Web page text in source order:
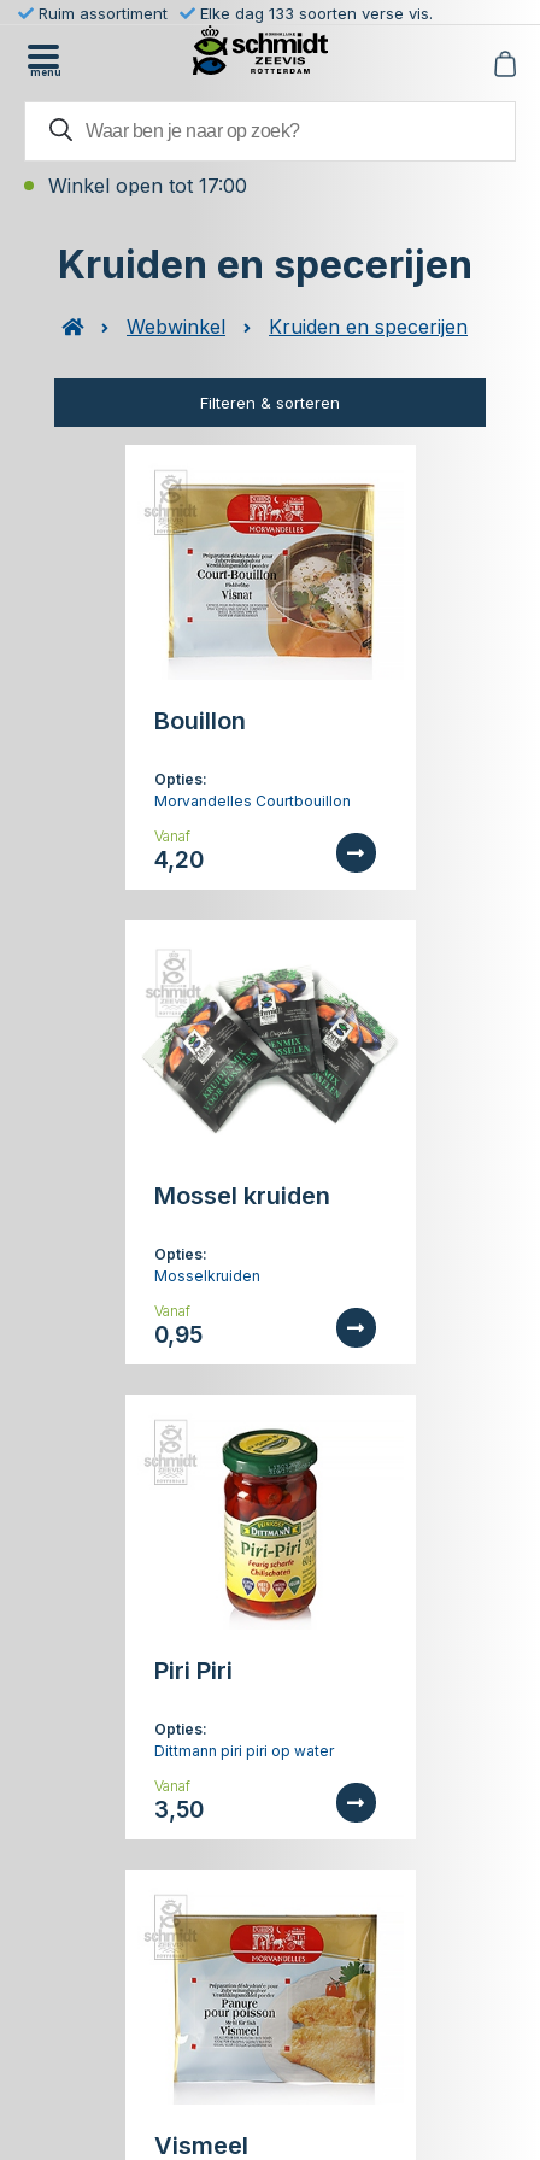
Ruim assortiment Elke dag 133 soorten verse vis.
menu
Winkel open tot 17:00
Kruiden en specerijen
Webwinkel Kruiden en specerijen
Filteren & sorteren
Bouillon
Opties:
Morvandelles Courtbouillon
Vanaf
4,20
Mossel kruiden
Opties:
Mosselkruiden
Vanaf
0,95
Piri Piri
Opties:
Dittmann piri piri op water
Vanaf
3,50
Vismeel